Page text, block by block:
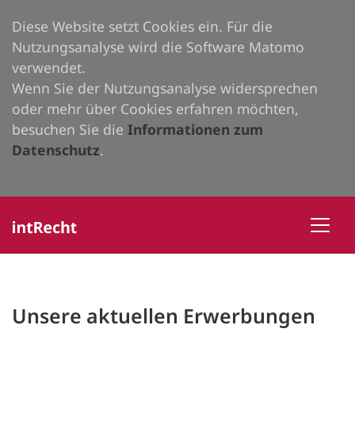
Diese Website setzt Cookies ein. Für die
Nutzungsanalyse wird die Software Matomo
verwendet.
Wenn Sie der Nutzungsanalyse widersprechen
oder mehr über Cookies erfahren möchten,
besuchen Sie die Informationen zum
Datenschutz.
Unsere aktuellen Erwerbungen